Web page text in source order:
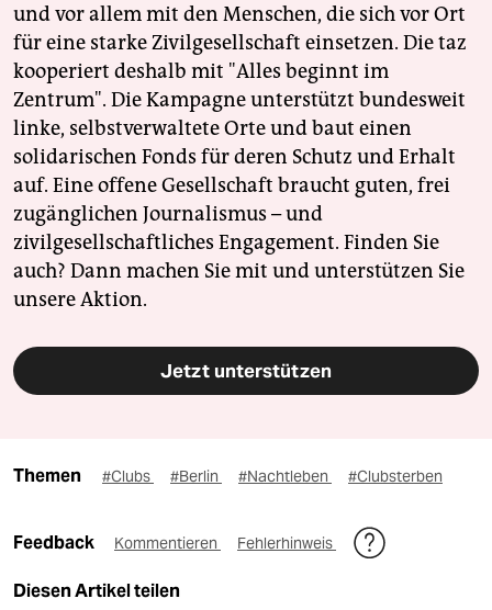
und vor allem mit den Menschen, die sich vor Ort
für eine starke Zivilgesellschaft einsetzen. Die taz
kooperiert deshalb mit "Alles beginnt im
Zentrum". Die Kampagne unterstützt bundesweit
linke, selbstverwaltete Orte und baut einen
solidarischen Fonds für deren Schutz und Erhalt
auf. Eine offene Gesellschaft braucht guten, frei
zugänglichen Journalismus – und
zivilgesellschaftliches Engagement. Finden Sie
auch? Dann machen Sie mit und unterstützen Sie
unsere Aktion.
Jetzt unterstützen
Themen #Clubs #Berlin #Nachtleben #Clubsterben
Feedback Kommentieren Fehlerhinweis
Diesen Artikel teilen